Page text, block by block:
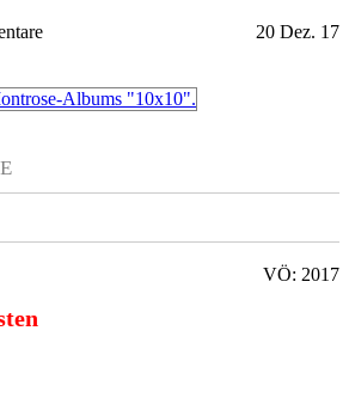
20 Dez. 17
VÖ: 2017